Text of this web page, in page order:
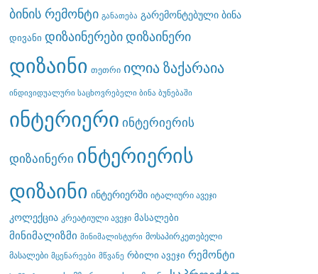
ბინის რემონტი განათება გარემონტებული ბინა
დივანი დიზაინერებიდიზაინერი
დიზაინი თეთრი ილია ზაქარაია
ინდივიდუალური საცხოვრებელი ბინა ბუნებაში
ინტერიერი ინტერიერის
დიზაინერი ინტერიერის
დიზაინი ინტერიერში იტალიური ავეჯი
კოლექცია კრეატიული ავეჯი მასალები
მინიმალიზმი მინიმალისტური მოსაპირკეთებელი
მასალები მცენარეები მწვანე რბილი ავეჯი რემონტი